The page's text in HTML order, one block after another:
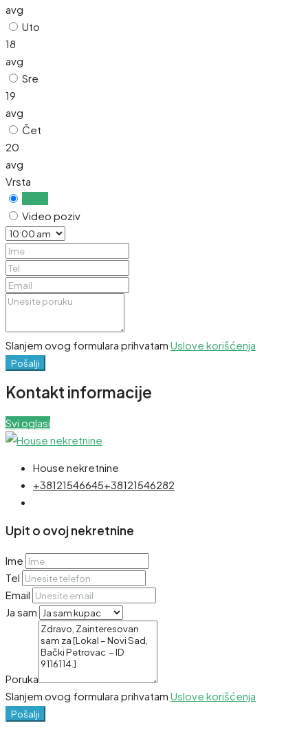
avg
Uto
18
avg
Sre
19
avg
Čet
20
avg
Vrsta
Video poziv
Slanjem ovog formulara prihvatam Uslove korišćenja
Pošalji
Kontakt informacije
Svi oglasi
House nekretnine
+38121546645+38121546282
Upit o ovoj nekretnine
Ime
Tel
Email
Ja sam
Poruka
Slanjem ovog formulara prihvatam Uslove korišćenja
Pošalji